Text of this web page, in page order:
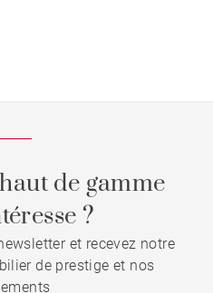
de gamme
?
et recevez notre
de prestige et nos